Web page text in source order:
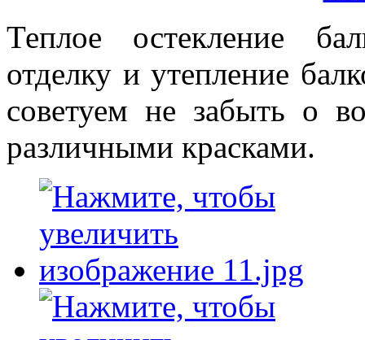
Теплое остекление
отделку и утепление
советуем не забыть о
различными красками.